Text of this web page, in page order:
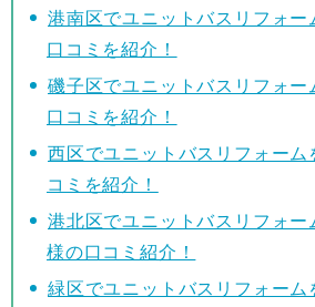
港南区でユニットバスリフォ
口コミを紹介！
磯子区でユニットバスリフォ
口コミを紹介！
西区でユニットバスリフォーム
コミを紹介！
港北区でユニットバスリフォー
様の口コミ紹介！
緑区でユニットバスリフォー